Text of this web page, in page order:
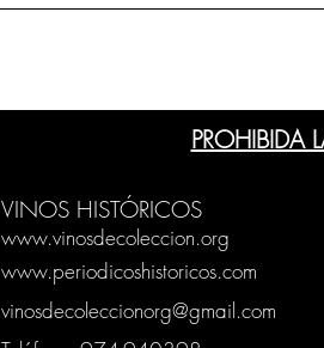
PROHIBIDA
VINOS HISTÓRICOS
www.vinosdecoleccion.org
www.periodicoshistoricos.com
vinosdecoleccionorg@gmail.com